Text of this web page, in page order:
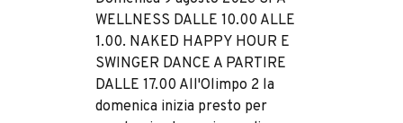
WELLNESS DALLE 10.00 ALLE
1.00. NAKED HAPPY HOUR E
SWINGER DANCE A PARTIRE
DALLE 17.00 All'Olimpo 2 la
domenica inizia presto per